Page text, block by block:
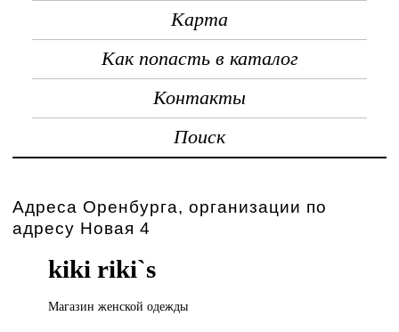
Карта
Как попасть в каталог
Контакты
Поиск
Адреса Оренбурга, организации по
адресу Новая 4
kiki riki`s
Магазин женскойодежды